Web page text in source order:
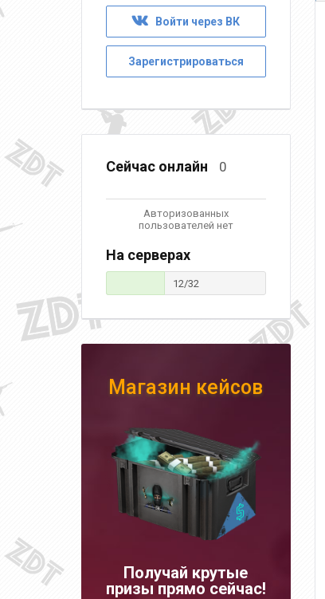
Войти через ВК
Зарегистрироваться
Сейчас онлайн 0
Авторизованных
пользователей нет
На серверах
12/32
Магазин кейсов
Получай крутые
призы прямо сейчас!